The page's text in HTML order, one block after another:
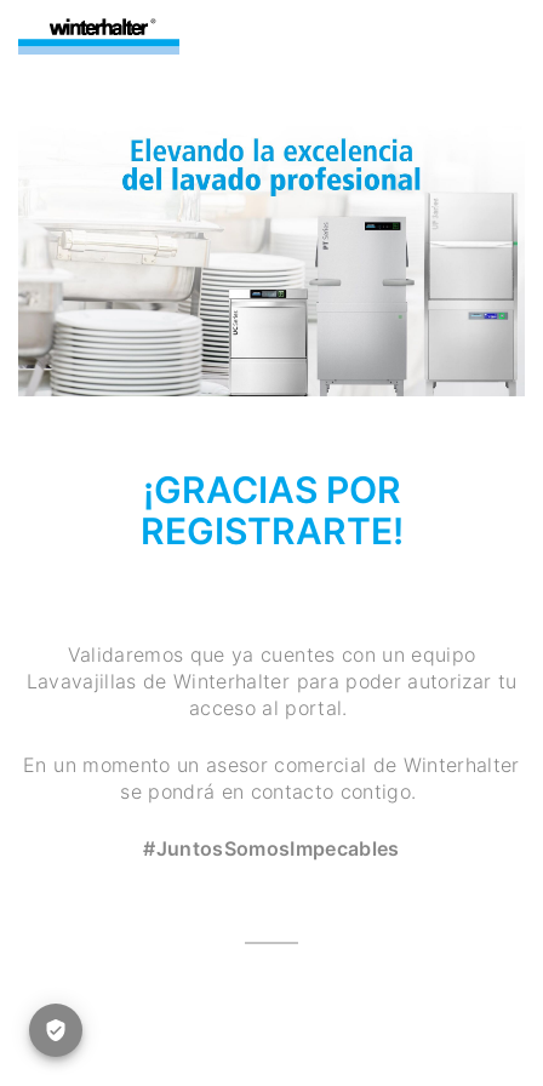
¡GRACIAS POR
REGISTRARTE!
Validaremos que ya cuentes con un equipo
Lavavajillas de Winterhalter para poder autorizar tu
acceso al portal.
En un momento un asesor comercial de Winterhalter
se pondrá en contacto contigo.
#JuntosSomosImpecables